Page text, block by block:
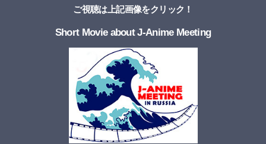
ご視聴は上記画像をクリック！
Short Movie about J-Anime Meeting